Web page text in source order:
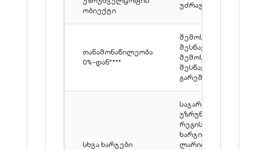
ობიექტი
უძრავი ქონება
თანამონაწილეობა
0%-დან****
შემოსავლის
შესწავლით /
შემოსავლების
შესწავლის
გარეშე
სხვა ხარჯები
საჯარო რეესტრში
უზრუნველყოფის
რეგისტრაციის
ხარჯი: 158
ლარიდან; საჯარო